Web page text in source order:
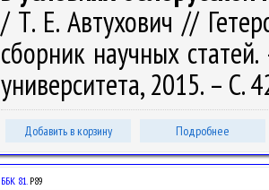
/ Т. Е. Автухович //
сборник научных
университета, 2015. – С.
Добавить в корзину Подробнее
ББК 81.Р89